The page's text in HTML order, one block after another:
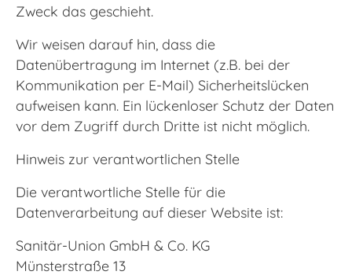
Zweck das geschieht.
Wir weisen darauf hin, dass die
Datenübertragung im Internet (z.B. bei der
Kommunikation per E-Mail) Sicherheitslücken
aufweisen kann. Ein lückenloser Schutz der Daten
vor dem Zugriff durch Dritte ist nicht möglich.
Hinweis zur verantwortlichen Stelle
Die verantwortliche Stelle für die
Datenverarbeitung auf dieser Website ist:
Sanitär-Union GmbH & Co. KG
Münsterstraße 13